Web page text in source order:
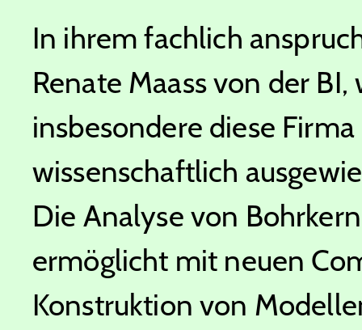
In ihrem fachlich
Renate Maass von der
insbesondere diese
wissenschaftlich
Die Analyse von
ermöglicht mit neuen
Konstruktion von